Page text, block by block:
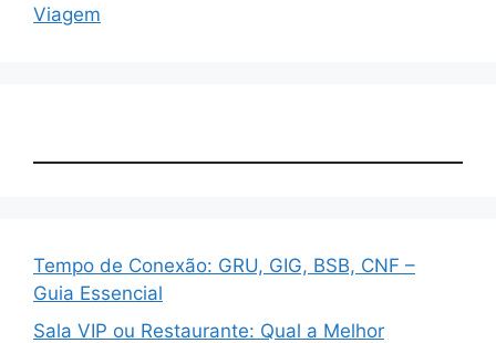
Viagem
Tempo de Conexão: GRU, GIG, BSB, CNF –
Guia Essencial
Sala VIP ou Restaurante: Qual a Melhor